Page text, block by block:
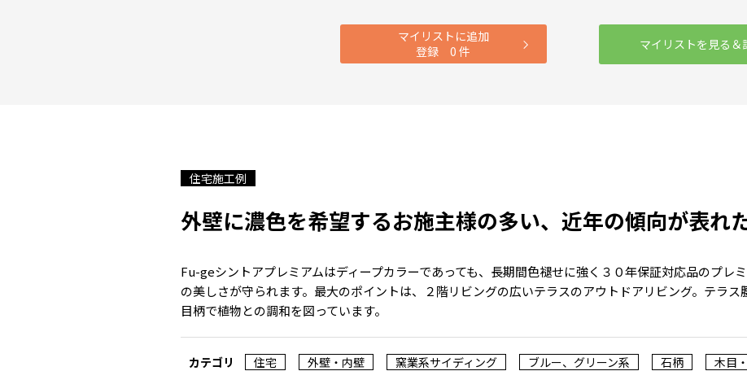
マイリストに追加
登録0 件 マイリストを見る＆
住宅施工例
外壁に濃色を希望するお施主様の多い、近年の傾向が表れ
Fu-geシントアプレミアムはディープカラーであっても、長期間色褪せに強く３０年保証対応品のプレ
の美しさが守られます。最大のポイントは、２階リビングの広いテラスのアウトドアリビング。テラ
目柄で植物との調和を図っています。
カテゴリ 住宅 外壁・内壁 窯業系サイディング ブルー、グリーン系 石柄
木目